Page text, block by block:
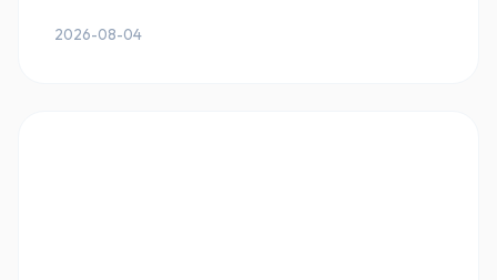
2026-08-04